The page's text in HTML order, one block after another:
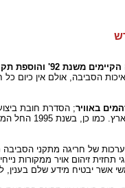
למזהמים מסוכנים נוספים
הסביבה, אולם אין כיום
באוויר; הסדרת חובת
כיום יש
של חריגה מתקני הסביבה
תחזית זיהום אויר
אשר יבטיח מידע שלם בענין,